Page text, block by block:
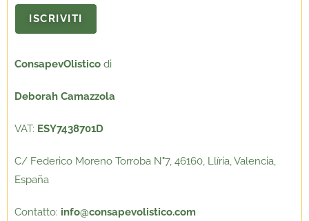
ConsapevOlistico di
Deborah Camazzola
VAT: ESY7438701D
C/ Federico Moreno Torroba N°7, 46160, Llíria, Valencia,
España
Contatto: info@consapevolistico.com